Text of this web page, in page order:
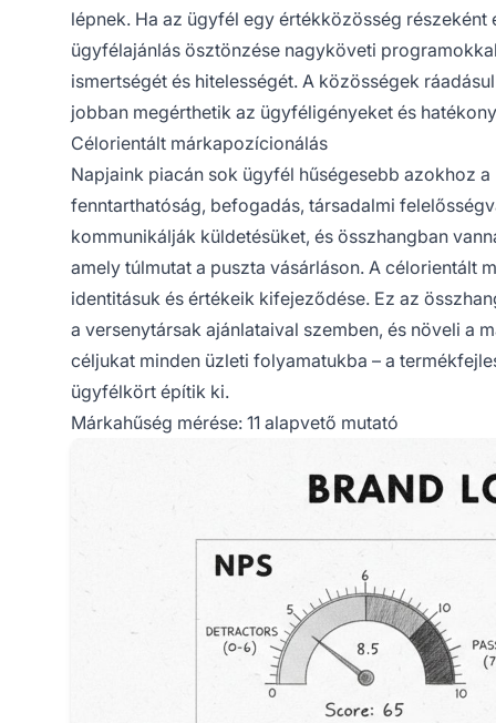
lépnek. Ha az ügyfél egy értékközösség
ügyfélajánlás ösztönzése nagyköveti
ismertségét és hitelességét. A közösségek
jobban megérthetik az ügyféligényeket és
Célorientált márkapozícionálás
Napjaink piacán sok ügyfél hűségesebb azokhoz
fenntarthatóság, befogadás, társadalmi
kommunikálják küldetésüket, és összhangban
amely túlmutat a puszta vásárláson. A célorientált
identitásuk és értékeik kifejeződése. Ez az
a versenytársak ajánlataival szemben, és növeli a
céljukat minden üzleti folyamatukba – a
ügyfélkört építik ki.
Márkahűség mérése: 11 alapvető mutató